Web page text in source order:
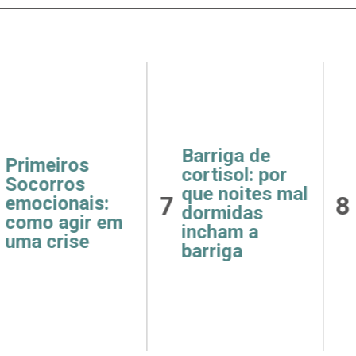
de
por
mal
a
8
Receitas
fáceis e
saudáveis
para o café da
manhã
9
como
e